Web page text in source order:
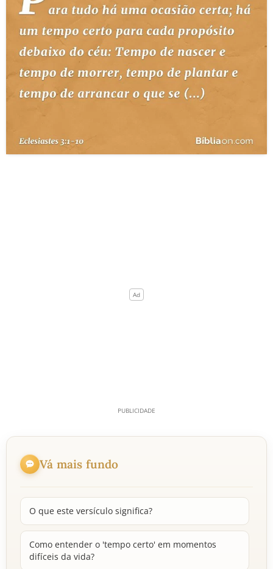
Vá mais fundo
O que este versículo significa?
Como entender o 'tempo certo' em momentos
difíceis da vida?